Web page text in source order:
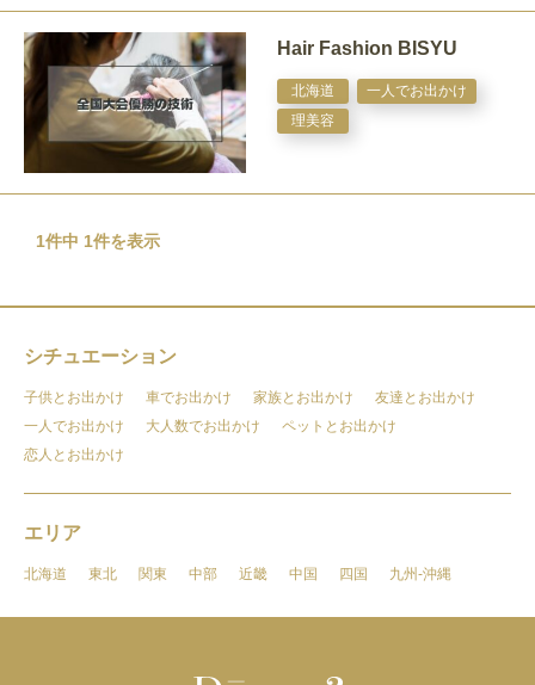
Hair Fashion BISYU
北海道
一人でお出かけ
理美容
1件中 1件を表示
シチュエーション
子供とお出かけ 車でお出かけ 家族とお出かけ
友達とお出かけ
一人でお出かけ
大人数でお出かけ
ペットとお出かけ
恋人とお出かけ
エリア
北海道 東北 関東 中部 近畿 中国 四国 九州-沖縄